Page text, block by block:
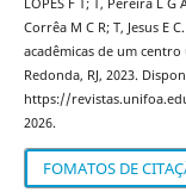
LOPES F T; T, Pereira L
Corrêa M C R; T, Jesus E
acadêmicas de um
Redonda, RJ, 2023.
https://
2026.
FOMATOS DE